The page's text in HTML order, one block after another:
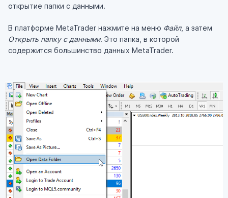
открытие папки с данными.
В платформе MetaTrader нажмите на меню Файл, а затем
Открыть папку с данными. Это папка, в которой
содержится большинство данных MetaTrader.